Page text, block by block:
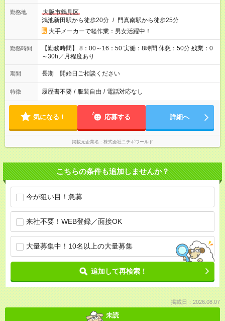
勤務地
大阪市鶴見区
鴻池新田駅から徒歩20分 / 門真南駅から徒歩25分
大手メーカーで軽作業：男女活躍中！
勤務時間
【勤務時間】 8：00～16：50 実働：8時間 休憩：50分 残業：0
～30h／月程度あり
期間 長期 開始日ご相談ください
特徴 履歴書不要 / 服装自由 / 電話対応なし
気になる！ 応募する 詳細へ
掲載元企業名 株式会社ニチギワールド
こちらの条件も追加しませんか？
今が狙い目！急募
来社不要！WEB登録／面接OK
大量募集中！10名以上の大量募集
追加して再検索！
掲載日：2026.08.07
未読